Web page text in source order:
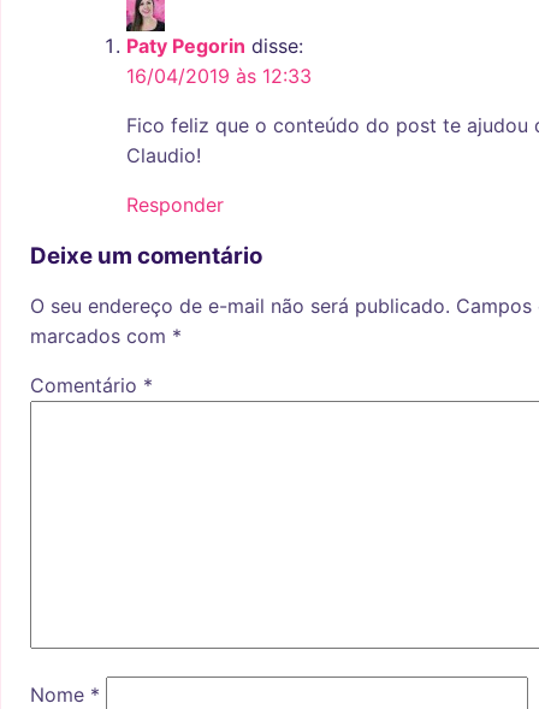
Paty Pegorin disse:
16/04/2019 às 12:33
Fico feliz que o conteúdo do post te ajudou
Claudio!
Responder
Deixe um comentário
O seu endereço de e-mail não será publicado.
marcados com *
Comentário *
Nome *